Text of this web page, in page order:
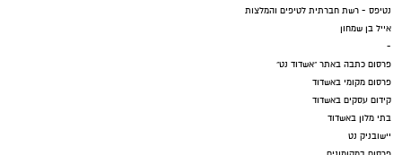
נטיפס - רשת חברתית לטיפים והמלצות
אייל בן שמחון
-
פרסום כתבה באתר "אשדוד נט"
פרסום מקומי באשדוד
קידום עסקים באשדוד
בתי מלון באשדוד
יישובניק נט